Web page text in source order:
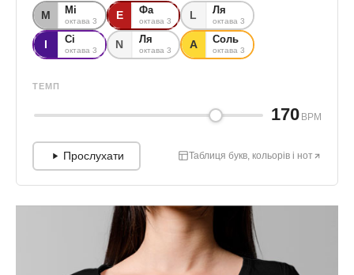
М Мі
октава 3 Е Фа
октава 3 L Ля
октава 3
І Сі
октава 3 N Ля
октава 3 А Соль
октава 3
ТЕМП
170 BPM
Прослухати Таблиця букв, кольорів і нот